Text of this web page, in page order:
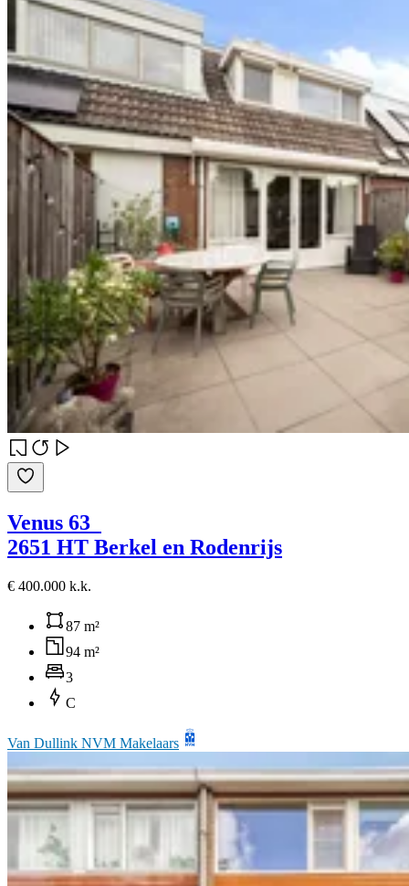
Venus 63
2651 HT Berkel en Rodenrijs
€ 400.000 k.k.
87 m²
94 m²
3
C
Van Dullink NVM Makelaars